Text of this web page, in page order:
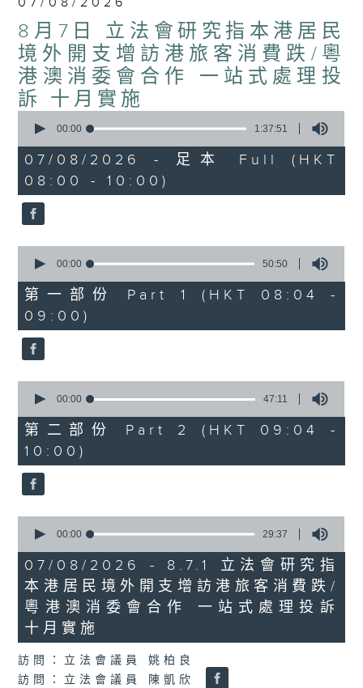
8月7日 立法會研究指本港居民
境外開支增訪港旅客消費跌/粵
港澳消委會合作 一站式處理投
訴 十月實施
seconds
1
hour,
37
minutes,
51
seconds
00:00 1:37:51
07/08/2026 - 足本 Full (HKT
08:00 - 10:00)
seconds
50
minutes,
50
seconds
00:00 50:50
第一部份 Part 1 (HKT 08:04 -
09:00)
seconds
47
minutes,
11
seconds
00:00 47:11
第二部份 Part 2 (HKT 09:04 -
10:00)
seconds
29
minutes,
37
seconds
00:00 29:37
07/08/2026 - 8.7.1 立法會研究指
本港居民境外開支增訪港旅客消費跌/
粵港澳消委會合作 一站式處理投訴
十月實施
訪問：立法會議員 姚柏良
訪問：立法會議員 陳凱欣